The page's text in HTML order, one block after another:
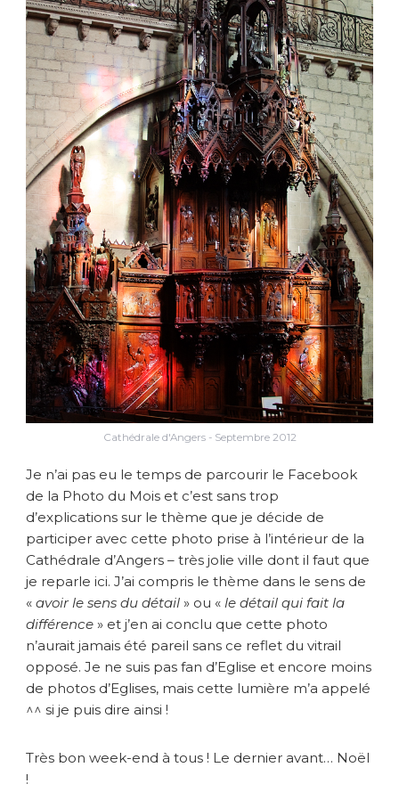
Cathédrale d'Angers - Septembre 2012
Je n’ai pas eu le temps de parcourir le Facebook
de la Photo du Mois et c’est sans trop
d’explications sur le thème que je décide de
participer avec cette photo prise à l’intérieur de la
Cathédrale d’Angers – très jolie ville dont il faut que
je reparle ici. J’ai compris le thème dans le sens de
« avoir le sens du détail » ou « le détail qui fait la
différence » et j’en ai conclu que cette photo
n’aurait jamais été pareil sans ce reflet du vitrail
opposé. Je ne suis pas fan d’Eglise et encore moins
de photos d’Eglises, mais cette lumière m’a appelé
^^ si je puis dire ainsi !
Très bon week-end à tous ! Le dernier avant… Noël
!